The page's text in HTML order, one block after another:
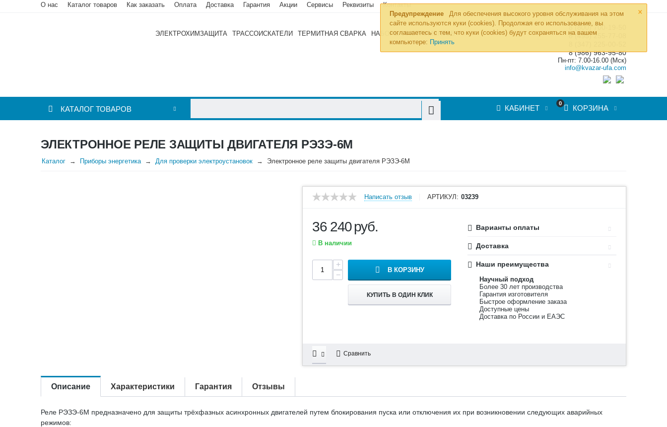
×
Предупреждение
Для обеспечения высокого уровня обслуживания на этом
сайте используются куки (cookies). Продолжая его использование, вы
соглашаетесь с тем, что куки (cookies) будут сохраняться на вашем
компьютере: Принять
О нас Каталог товаров Как заказать Оплата Доставка Гарантия Акции Сервисы Реквизиты Контакты
ЭЛЕКТРОХИМЗАЩИТА ТРАССОИСКАТЕЛИ ТЕРМИТНАЯ СВАРКА НАБОРЫ ИНСТРУМЕНТОВ »
8 (800) 700-19-50
8 (495) 255-77-08
8 (986) 963-95-80
Пн-пт: 7.00-16.00 (Мск)
info@kvazar-ufa.com
КАТАЛОГ ТОВАРОВ
0
КОРЗИНА
КАБИНЕТ
ЭЛЕКТРОННОЕ РЕЛЕ ЗАЩИТЫ ДВИГАТЕЛЯ РЭЗЭ-6М
Каталог Приборы энергетика Для проверки электроустановок Электронное реле защиты двигателя РЭЗЭ-6М
Написать отзыв АРТИКУЛ: 03239
36 240руб.
В наличии
+
−
В КОРЗИНУ
КУПИТЬ В ОДИН КЛИК
Варианты оплаты
Доставка
Наши преимущества
Научный подход
Более 30 лет производства
Гарантия изготовителя
Быстрое оформление заказа
Доступные цены
Доставка по России и ЕАЭС
Сравнить
Описание Характеристики Гарантия Отзывы
Реле РЭЗЭ-6М предназначено для защиты трёхфазных асинхронных двигателей путем блокирования пуска или отключения их при возникновении следующих аварийных
режимов: